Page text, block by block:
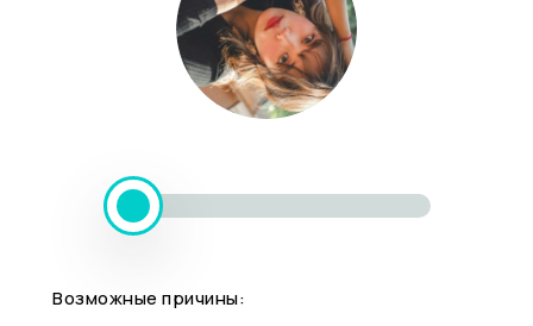
Возможные причины: